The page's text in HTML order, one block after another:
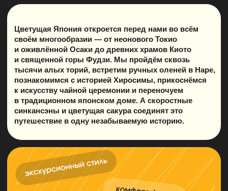
Трансфер на шаттле в отель из/в аэропорт (за
Завтраки каждый день
Приветственный ужин в первый день
Билеты на синкансены, обычные поезда и
метро
Все экскурсии и входные билеты (музеи,
храмы, парки)
ЧТО ВКЛЮЧЕНО